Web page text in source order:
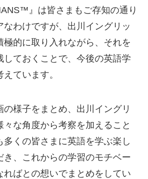
』は皆さまもご存知の通り
わけですが、 出川イングリッ
極的に取り入れながら、それを
しておくことで、今後の英語学
ています。
様子をまとめ、出川イングリ
々な角度から考察を加えること
多くの皆さまに英語を学ぶ楽し
き、これからの学習のモチベー
ればとの想いでまとめをしてい